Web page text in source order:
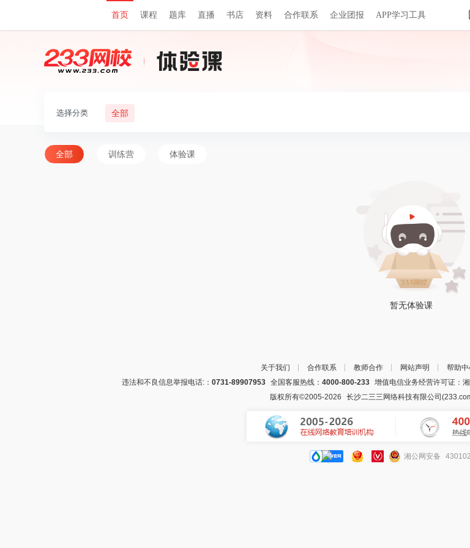
首页 课程 题库 直播 书店 资料 合作联系 企业团报 APP学习工具
选择分类 全部
全部 训练营 体验课
暂无体验课
关于我们 ┊ 合作联系 ┊ 教师合作 ┊ 网站声明 ┊ 帮助
违法和不良信息举报电话:： 0731-89907953全国客服热线： 4000-800-233增值电信业务经营许可证：
版权所有©2005-2026 长沙二三三网络科技有限公司
湘公网安备